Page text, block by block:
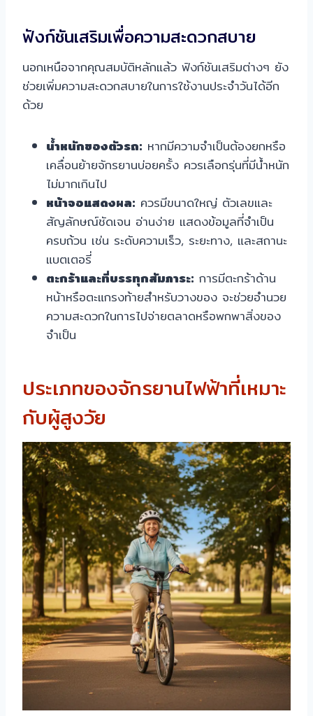
ฟังก์ชันเสริมเพื่อความสะดวกสบาย
นอกเหนือจากคุณสมบัติหลักแล้ว ฟังก์ชันเสริมต่างๆ ยัง
ช่วยเพิ่มความสะดวกสบายในการใช้งานประจำวันได้อีก
ด้วย
น้ำหนักของตัวรถ: หากมีความจำเป็นต้องยกหรือ
เคลื่อนย้ายจักรยานบ่อยครั้ง ควรเลือกรุ่นที่มีน้ำหนัก
ไม่มากเกินไป
หน้าจอแสดงผล: ควรมีขนาดใหญ่ ตัวเลขและ
สัญลักษณ์ชัดเจน อ่านง่าย แสดงข้อมูลที่จำเป็น
ครบถ้วน เช่น ระดับความเร็ว, ระยะทาง, และสถานะ
แบตเตอรี่
ตะกร้าและที่บรรทุกสัมภาระ: การมีตะกร้าด้าน
หน้าหรือตะแกรงท้ายสำหรับวางของ จะช่วยอำนวย
ความสะดวกในการไปจ่ายตลาดหรือพกพาสิ่งของ
จำเป็น
ประเภทของจักรยานไฟฟ้าที่เหมาะ
กับผู้สูงวัย